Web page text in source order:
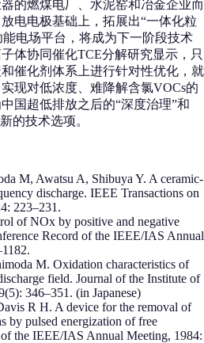
的燃煤电厂、水泥窑和冶金企业而
电电极基础上，拓展出“一体化粒
电场平台，将成为下一阶段技术
体协同催化TCE分解研究显示，只
催化剂体系上进行针对性优化，就
现对低浓度、难降解含氯VOCs的
国超低排放之后的“深度治理”和
的技术选项。
M, Awatsu A, Shibuya Y. A ceramic-
discharge. IEEE Transactions on
223–231.
of NOx by positive and negative
Record of the IEEE/IAS Annual
M. Oxidation characteristics of
field. Journal of the Institute of
346–351. (in Japanese)
R H. A device for the removal of
by pulsed energization of free
the IEEE/IAS Annual Meeting, 1984: